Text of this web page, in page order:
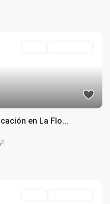
en La Flo...
2